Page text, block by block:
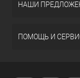
НАШИ
ПОМОЩЬ И